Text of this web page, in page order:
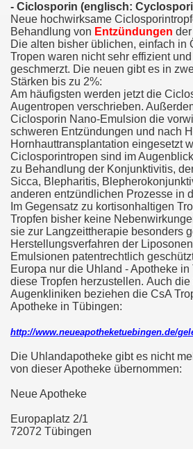
- Ciclosporin (englisch:
Neue hochwirksame
Behandlung von Entzündungen
Die alten bisher üblichen, einfach in
Tropen waren nicht sehr effizient
geschmerzt. Die neuen gibt es in
Stärken bis zu 2%:
Am häufigsten werden jetzt die
Augentropen verschrieben.
Ciclosporin Nano-Emulsion die
schweren Entzündungen und nach
Hornhauttransplantation eingesetzt
Ciclosporintropen sind im
zu Behandlung der Konjunktivitis,
Sicca, Blepharitis,
anderen entzündlichen Prozesse in
Im Gegensatz zu kortisonhaltigen
Tropfen bisher keine
sie zur Langzeittherapie besonders
Herstellungsverfahren der
Emulsionen patentrechtlich
Europa nur die Uhland - Apotheke
diese Tropfen herzustellen. Auch
Augenkliniken beziehen die CsA
Apotheke in Tübingen:
http://www.neueapotheketuebingen.de/
Die Uhlandapotheke gibt es nicht
von dieser Apotheke übernommen:
Neue Apotheke
Europaplatz 2/1
72072 Tübingen